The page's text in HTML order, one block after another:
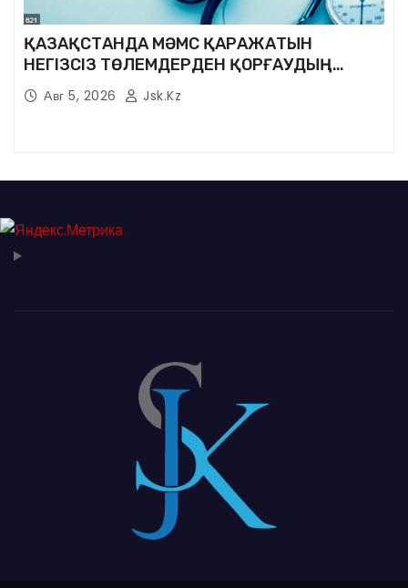
ҚАЗАҚСТАНДА МӘМС ҚАРАЖАТЫН
НЕГІЗСІЗ ТӨЛЕМДЕРДЕН ҚОРҒАУДЫҢ
ЖАҢА ЖҮЙЕСІ ҚҰРЫЛУДА
Авг 5, 2026 Jsk.kz